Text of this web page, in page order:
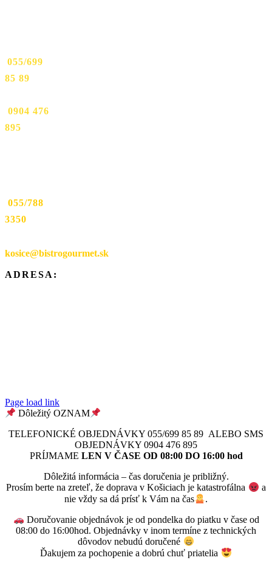
055/699
85 89
0904 476
895
055/788
3350
kosice@bistrogourmet.sk
ADRESA:
Page load link
Dôležitý OZNAM
TELEFONICKÉ OBJEDNÁVKY 055/699 85 89 ALEBO SMS
OBJEDNÁVKY 0904 476 895
PRÍJMAME LEN V ČASE OD 08:00 DO 16:00 hod
Dôležitá informácia – čas doručenia je približný.
Prosím berte na zreteľ, že doprava v Košiciach je katastrofálna
a
nie vždy sa dá prísť k Vám na čas
.
Doručovanie objednávok je od pondelka do piatku v čase od
08:00 do 16:00hod. Objednávky v inom termíne z technických
dôvodov nebudú doručené
Ďakujem za pochopenie a dobrú chuť priatelia